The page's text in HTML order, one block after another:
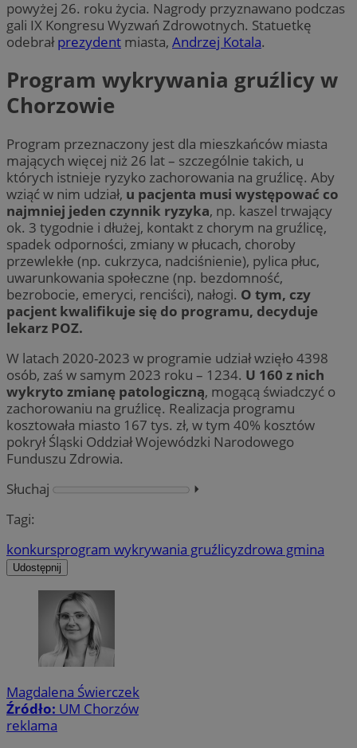
powyżej 26. roku życia. Nagrody przyznawano podczas
gali IX Kongresu Wyzwań Zdrowotnych. Statuetkę
odebrałprezydent miasta, Andrzej Kotala.
Program wykrywania gruźlicy w
Chorzowie
Program przeznaczony jest dla mieszkańców miasta
mających więcej niż 26 lat – szczególnie takich, u
których istnieje ryzyko zachorowania na gruźlicę. Aby
wziąć w nim udział, u pacjenta musi występować co
najmniej jeden czynnik ryzyka, np. kaszel trwający
ok. 3 tygodnie i dłużej, kontakt z chorym na gruźlicę,
spadek odporności, zmiany w płucach, choroby
przewlekłe (np. cukrzyca, nadciśnienie), pylica płuc,
uwarunkowania społeczne (np. bezdomność,
bezrobocie, emeryci, renciści), nałogi. O tym, czy
pacjent kwalifikuje się do programu, decyduje
lekarz POZ.
W latach 2020-2023 w programie udział wzięło 4398
osób, zaś w samym 2023 roku – 1234. U 160 z nich
wykryto zmianę patologiczną, mogącą świadczyć o
zachorowaniu na gruźlicę. Realizacja programu
kosztowała miasto 167 tys. zł, w tym 40% kosztów
pokrył Śląski Oddział Wojewódzki Narodowego
Funduszu Zdrowia.
Słuchaj
⏵︎
Tagi:
konkursprogram wykrywania gruźlicyzdrowa gmina
Udostępnij
Magdalena Świerczek
Źródło: UM Chorzów
reklama